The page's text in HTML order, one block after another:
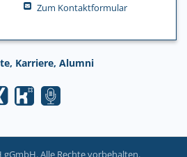
Zum Kontaktformular
Karriere, Alumni
gGmbH. Alle Rechte vorbehalten.